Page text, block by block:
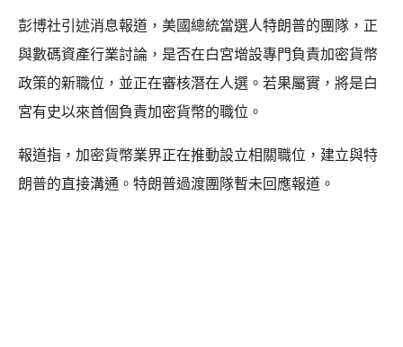
彭博社引述消息報道，美國總統當選人特朗普的團隊，正
與數碼資產行業討論，是否在白宮增設專門負責加密貨幣
政策的新職位，並正在審核潛在人選。若果屬實，將是白
宮有史以來首個負責加密貨幣的職位。
報道指，加密貨幣業界正在推動設立相關職位，建立與特
朗普的直接溝通。特朗普過渡團隊暫未回應報道。